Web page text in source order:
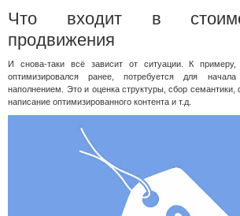
Что входит в
продвижения
И снова-таки всё зависит от ситуации. К
оптимизировался ранее, потребуется для
наполнением. Это и оценка структуры, сбор семантики,
написание оптимизированного контента и т.д.